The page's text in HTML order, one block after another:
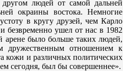
людей от самой дальней
окраины востока. Немногие
в кругу друзей, чем Карло
безвременно ушел от нас в 1982
было больше таких людей,
отношением к
кожи и различных политических
сегодня, был бы совершеннее».